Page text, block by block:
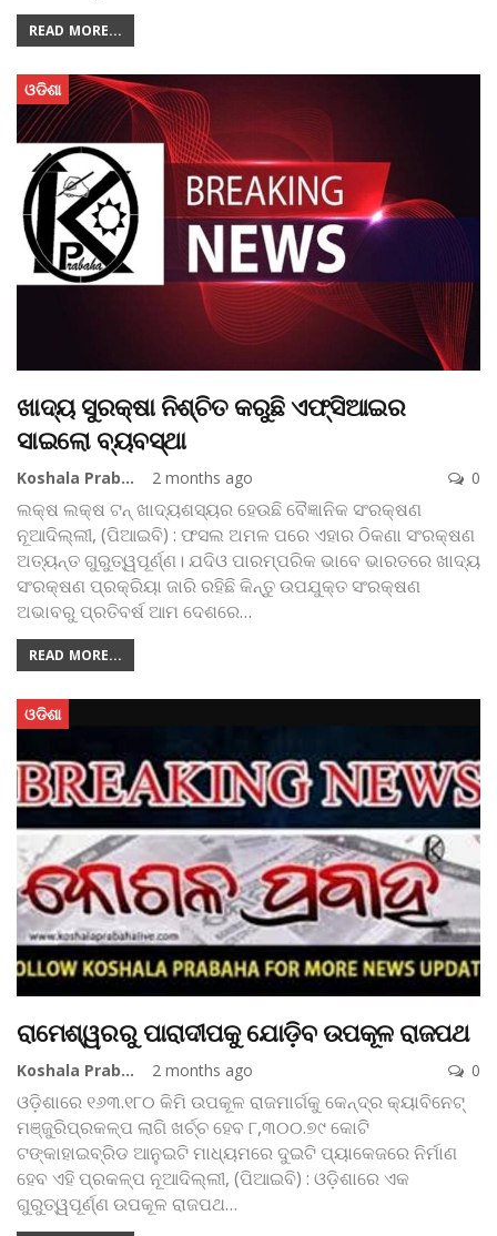
READ MORE...
ଓଡିଶା
ଖାଦ୍ୟ ସୁରକ୍ଷା ନିଶ୍ଚିତ କରୁଛି ଏଫ୍ସିଆଇର
ସାଇଲୋ ବ୍ୟବସ୍ଥା
Koshala Prabaha 2 months ago 0
ଲକ୍ଷ ଲକ୍ଷ ଟନ୍ ଖାଦ୍ୟଶସ୍ୟର ହେଉଛି ବୈଜ୍ଞାନିକ ସଂରକ୍ଷଣ
ନୂଆଦିଲ୍ଲୀ, (ପିଆଇବି) : ଫସଲ ଅମଳ ପରେ ଏହାର ଠିକଣା ସଂରକ୍ଷଣ
ଅତ୍ୟନ୍ତ ଗୁରୁତ୍ୱପୂର୍ଣ୍ଣ। ଯଦିଓ ପାରମ୍ପରିକ ଭାବେ ଭାରତରେ ଖାଦ୍ୟ
ସଂରକ୍ଷଣ ପ୍ରକ୍ରିୟା ଜାରି ରହିଛି କିନ୍ତୁ ଉପଯୁକ୍ତ ସଂରକ୍ଷଣ
ଅଭାବରୁ ପ୍ରତିବର୍ଷ ଆମ ଦେଶରେ…
READ MORE...
ଓଡିଶା
ରାମେଶ୍ୱରରୁ ପାରାଦୀପକୁ ଯୋଡ଼ିବ ଉପକୂଳ ରାଜପଥ
Koshala Prabaha 2 months ago 0
ଓଡ଼ିଶାରେ ୧୬୩.୧୮୦ କିମି ଉପକୂଳ ରାଜମାର୍ଗକୁ କେନ୍ଦ୍ର କ୍ୟାବିନେଟ୍
ମଞ୍ଜୁରିପ୍ରକଳ୍ପ ଲାଗି ଖର୍ଚ୍ଚ ହେବ ୮,୩୦୦.୭୯ କୋଟି
ଟଙ୍କାହାଇବ୍ରିଡ ଆନୁଇଟି ମାଧ୍ୟମରେ ଦୁଇଟି ପ୍ୟାକେଜରେ ନିର୍ମାଣ
ହେବ ଏହି ପ୍ରକଳ୍ପ ନୂଆଦିଲ୍ଲୀ, (ପିଆଇବି) : ଓଡ଼ିଶାରେ ଏକ
ଗୁରୁତ୍ୱପୂର୍ଣ୍ଣ ଉପକୂଳ ରାଜପଥ…